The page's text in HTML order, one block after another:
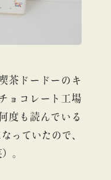
茶ドードーのキ
ョコレート工場
度も読んでいる
っていたので、
。